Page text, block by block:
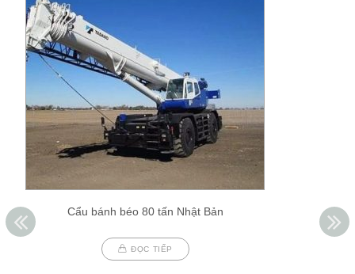
Cẩu bánh béo 80 tấn Nhật Bản
ĐỌC TIẾP